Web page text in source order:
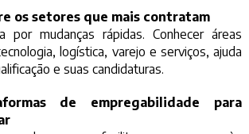
os setores que mais contratam
por mudanças rápidas. Conhecer áreas
logística, varejo e serviços, ajuda
e suas candidaturas.
de empregabilidade para